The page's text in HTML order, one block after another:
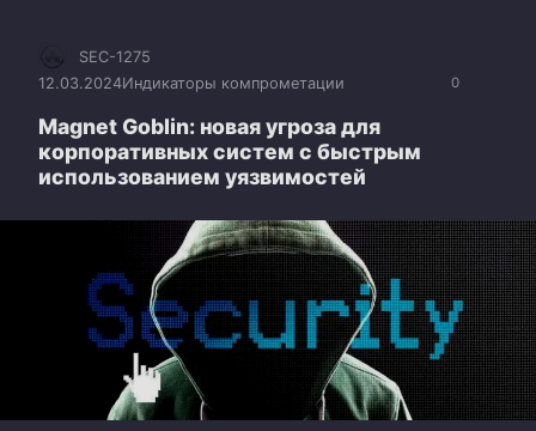
0
SEC-1275
12.03.2024Индикаторы компрометации
Magnet Goblin: новая угроза для
корпоративных систем с быстрым
использованием уязвимостей